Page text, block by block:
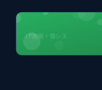
IT運用・情シス